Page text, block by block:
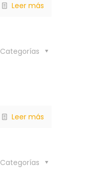
Leer más
Categorías
Leer más
Categorías